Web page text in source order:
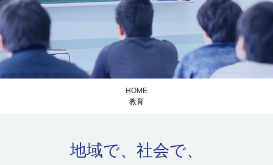
HOME
教育
地域で、社会で、